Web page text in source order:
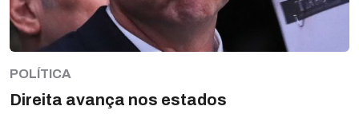
POLÍTICA
Direita avança nos estados